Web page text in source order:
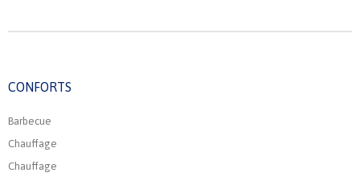
CONFORTS
Barbecue
Chauffage
Chauffage